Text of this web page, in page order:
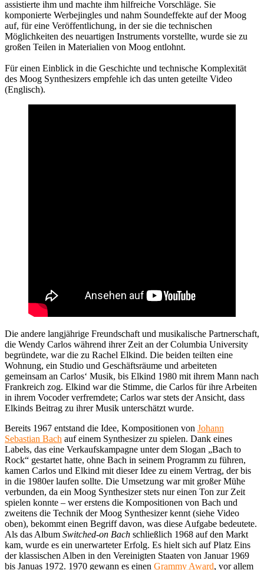
assistierte ihm und machte ihm hilfreiche Vorschläge. Sie
komponierte Werbejingles und nahm Soundeffekte auf der Moog
auf, für eine Veröffentlichung, in der sie die technischen
Möglichkeiten des neuartigen Instruments vorstellte, wurde sie zu
großen Teilen in Materialien von Moog entlohnt.
Für einen Einblick in die Geschichte und technische Komplexität
des Moog Synthesizers empfehle ich das unten geteilte Video
(Englisch).
Die andere langjährige Freundschaft und musikalische Partnerschaft,
die Wendy Carlos während ihrer Zeit an der Columbia University
begründete, war die zu Rachel Elkind. Die beiden teilten eine
Wohnung, ein Studio und Geschäftsräume und arbeiteten
gemeinsam an Carlos‘ Musik, bis Elkind 1980 mit ihrem Mann nach
Frankreich zog. Elkind war die Stimme, die Carlos für ihre Arbeiten
in ihrem Vocoder verfremdete; Carlos war stets der Ansicht, dass
Elkinds Beitrag zu ihrer Musik unterschätzt wurde.
Bereits 1967 entstand die Idee, Kompositionen von Johann
Sebastian Bach auf einem Synthesizer zu spielen. Dank eines
Labels, das eine Verkaufskampagne unter dem Slogan „Bach to
Rock“ gestartet hatte, ohne Bach in seinem Programm zu führen,
kamen Carlos und Elkind mit dieser Idee zu einem Vertrag, der bis
in die 1980er laufen sollte. Die Umsetzung war mit großer Mühe
verbunden, da ein Moog Synthesizer stets nur einen Ton zur Zeit
spielen konnte – wer erstens die Kompositionen von Bach und
zweitens die Technik der Moog Synthesizer kennt (siehe Video
oben), bekommt einen Begriff davon, was diese Aufgabe bedeutete.
Als das Album Switched-on Bach schließlich 1968 auf den Markt
kam, wurde es ein unerwarteter Erfolg. Es hielt sich auf Platz Eins
der klassischen Alben in den Vereinigten Staaten von Januar 1969
bis Januas 1972. 1970 gewann es einen Grammy Award, vor allem